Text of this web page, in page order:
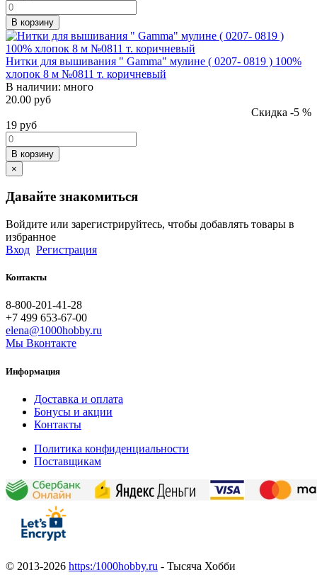
В корзину
Нитки для вышивания " Gamma" мулине ( 0207- 0819 ) 100%
хлопок 8 м №0811 т. коричневый
В наличии: много
20.00 руб
Скидка -5 %
19 руб
В корзину
×
Давайте знакомиться
Войдите или зарегистрируйтесь, чтобы добавлять товары в
избранное
Вход Регистрация
Контакты
8-800-201-41-28
+7 499 653-67-00
elena@1000hobby.ru
Мы Вконтакте
Информация
Доставка и оплата
Бонусы и акции
Контакты
Политика конфиденциальности
Поставщикам
© 2013-2026 https:/1000hobby.ru - Тысяча Хобби